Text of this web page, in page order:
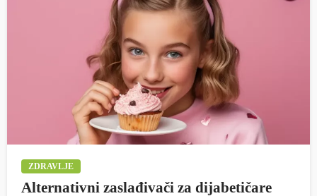
ZDRAVLJE
Alternativni zaslađivači za dijabetičare